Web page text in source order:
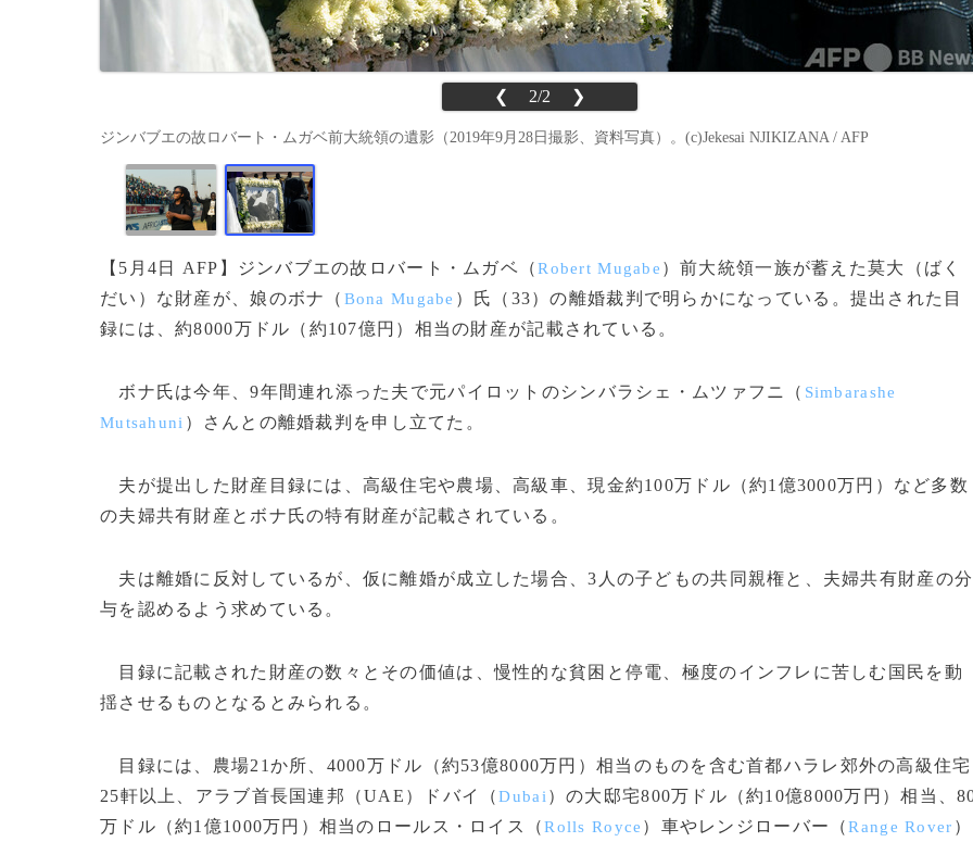
❮ 2/2 ❯
ジンバブエの故ロバート・ムガベ前大統領の遺影（2019年9月28日撮影、資料写真）。(c)Jekesai NJIKIZANA / AFP
【5月4日 AFP】ジンバブエの故ロバート・ムガベ（Robert Mugabe ）前大統領一族が蓄えた莫大（ばく
だい）な財産が、娘のボナ（ Bona Mugabe ）氏（33）の離婚裁判で明らかになっている。提出された目
録には、約8000万ドル（約107億円）相当の財産が記載されている。
ボナ氏は今年、9年間連れ添った夫で元パイロットのシンバラシェ・ムツァフニ（ Simbarashe
Mutsahuni ）さんとの離婚裁判を申し立てた。
夫が提出した財産目録には、高級住宅や農場、高級車、現金約100万ドル（約1億3000万円）など多数
の夫婦共有財産とボナ氏の特有財産が記載されている。
夫は離婚に反対しているが、仮に離婚が成立した場合、3人の子どもの共同親権と、夫婦共有財産の分
与を認めるよう求めている。
目録に記載された財産の数々とその価値は、慢性的な貧困と停電、極度のインフレに苦しむ国民を動
揺させるものとなるとみられる。
目録には、農場21か所、4000万ドル（約53億8000万円）相当のものを含む首都ハラレ郊外の高級住宅
25軒以上、アラブ首長国連邦（UAE）ドバイ（Dubai ）の大邸宅800万ドル（約10億8000万円）相当、
万ドル（約1億1000万円）相当のロールス・ロイス（Rolls Royce ）車やレンジローバー（Range Rover ）